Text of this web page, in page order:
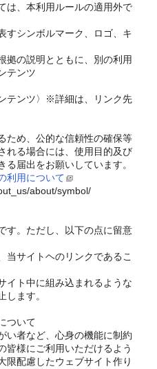
、本利用ルールの適用外で
ンボルマーク、ロゴ、キ
説明とともに、別の利用
テンツ
ンツ〉※詳細は、リンク先
ため、公的な信頼性の確保等
れる場合には、使用目的及び
る届出をお願いしています。
利用について
about/symbol/
す。ただし、以下の点に留意
サイトヘのリンクであるこ
ト中に組み込まれるような
します。
ついて
い者など、心身の機能に制約
皆様にご利用いただけるよう
限配慮したウェブサイト作り